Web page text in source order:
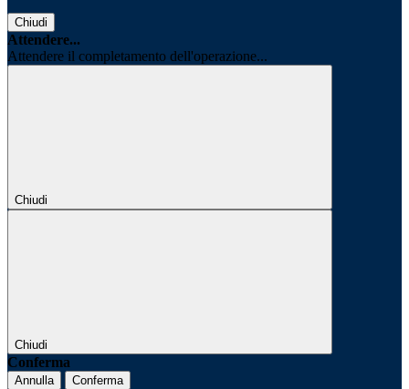
Chiudi
Attendere...
Attendere il completamento dell'operazione...
Chiudi
Chiudi
Conferma
Annulla Conferma